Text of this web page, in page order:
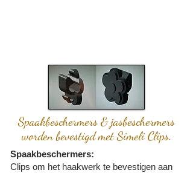
Spaakbeschermers& jasbeschermers
worden bevestigdmet Simeli Clips.
Spaakbeschermers:
Clips om het haakwerk te bevestigen aan